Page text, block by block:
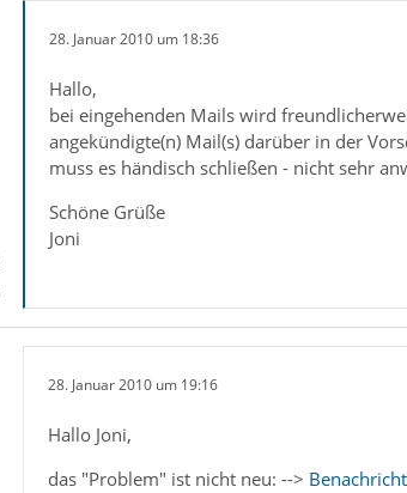
28. Januar 2010 um 18:36
Hallo,
bei eingehenden Mails wird
angekündigte(n) Mail(s) darüber in der
muss es händisch schließen - nicht sehr
Schöne Grüße
Joni
28. Januar 2010 um 19:16
Hallo Joni,
das "Problem" ist nicht neu: -->